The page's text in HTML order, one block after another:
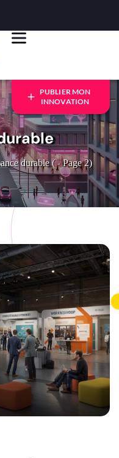
PUBLIER MON
INNOVATION
durable(-Page 2)